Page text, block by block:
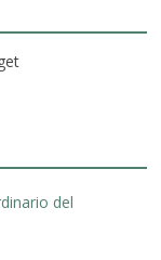
del